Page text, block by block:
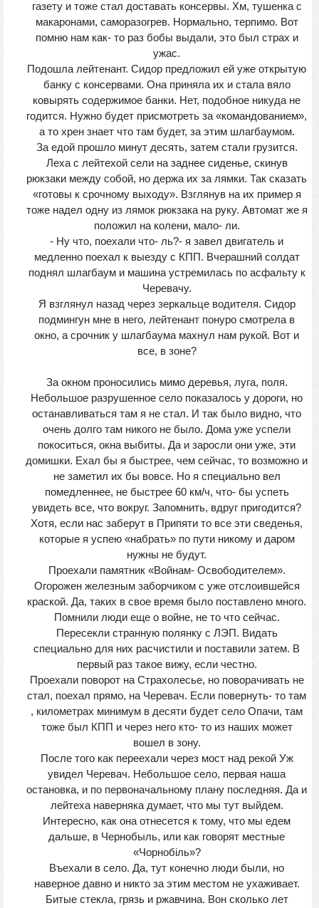
газету и тоже стал доставать консервы. Хм, тушенка с
макаронами, саморазогрев. Нормально, терпимо. Вот
помню нам как- то раз бобы выдали, это был страх и
ужас.
Подошла лейтенант. Сидор предложил ей уже открытую
банку с консервами. Она приняла их и стала вяло
ковырять содержимое банки. Нет, подобное никуда не
годится. Нужно будет присмотреть за «командованием»,
а то хрен знает что там будет, за этим шлагбаумом.
За едой прошло минут десять, затем стали грузится.
Леха с лейтехой сели на заднее сиденье, скинув
рюкзаки между собой, но держа их за лямки. Так сказать
«готовы к срочному выходу». Взглянув на их пример я
тоже надел одну из лямок рюкзака на руку. Автомат же я
положил на колени, мало- ли.
- Ну что, поехали что- ль?- я завел двигатель и
медленно поехал к выезду с КПП. Вчерашний солдат
поднял шлагбаум и машина устремилась по асфальту к
Черевачу.
Я взглянул назад через зеркальце водителя. Сидор
подмингун мне в него, лейтенант понуро смотрела в
окно, а срочник у шлагбаума махнул нам рукой. Вот и
все, в зоне?
За окном проносились мимо деревья, луга, поля.
Небольшое разрушенное село показалось у дороги, но
останавливаться там я не стал. И так было видно, что
очень долго там никого не было. Дома уже успели
покоситься, окна выбиты. Да и заросли они уже, эти
домишки. Ехал бы я быстрее, чем сейчас, то возможно и
не заметил их бы вовсе. Но я специально вел
помедленнее, не быстрее 60 км/ч, что- бы успеть
увидеть все, что вокруг. Запомнить, вдруг пригодится?
Хотя, если нас заберут в Припяти то все эти сведенья,
которые я успею «набрать» по пути никому и даром
нужны не будут.
Проехали памятник «Войнам- Освободителем».
Огорожен железным заборчиком с уже отслоившейся
краской. Да, таких в свое время было поставлено много.
Помнили люди еще о войне, не то что сейчас.
Пересекли странную полянку с ЛЭП. Видать
специально для них расчистили и поставили затем. В
первый раз такое вижу, если честно.
Проехали поворот на Страхолесье, но поворачивать не
стал, поехал прямо, на Черевач. Если повернуть- то там
, километрах минимум в десяти будет село Опачи, там
тоже был КПП и через него кто- то из наших может
вошел в зону.
После того как переехали через мост над рекой Уж
увидел Черевач. Небольшое село, первая наша
остановка, и по первоначальному плану последняя. Да и
лейтеха наверняка думает, что мы тут выйдем.
Интересно, как она отнесется к тому, что мы едем
дальше, в Чернобыль, или как говорят местные
«Чорнобiль»?
Въехали в село. Да, тут конечно люди были, но
наверное давно и никто за этим местом не ухаживает.
Битые стекла, грязь и ржавчина. Вон сколько лет